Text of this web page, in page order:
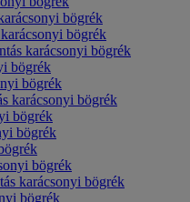
bögrék
bögrék
karácsonyi bögrék
bögrék
bögrék
karácsonyi bögrék
bögrék
bögrék
bögrék
karácsonyi bögrék
bögrék